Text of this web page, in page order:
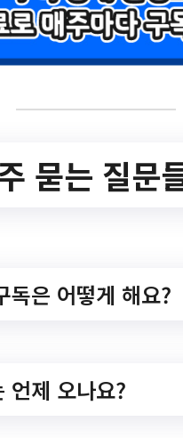
묻는 질문
독은 어떻게 해요?
언제 오나요?